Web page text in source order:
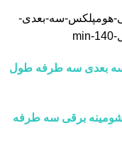
بعدی سه طرفه طول
برقی سه طرفه